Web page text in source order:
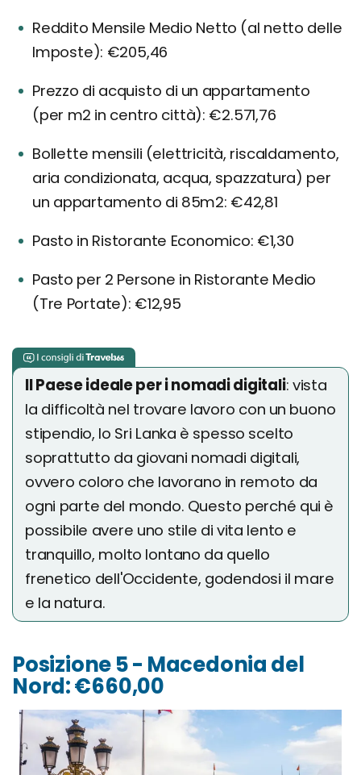
Reddito Mensile Medio Netto (al netto delle
Imposte): €205,46
Prezzo di acquisto di un appartamento
(per m2 in centro città): €2.571,76
Bollette mensili (elettricità, riscaldamento,
aria condizionata, acqua, spazzatura) per
un appartamento di 85m2: €42,81
Pasto in Ristorante Economico: €1,30
Pasto per 2 Persone in Ristorante Medio
(Tre Portate): €12,95
Il Paese ideale per i nomadi digitali: vista
la difficoltà nel trovare lavoro con un buono
stipendio, lo Sri Lanka è spesso scelto
soprattutto da giovani nomadi digitali,
ovvero coloro che lavorano in remoto da
ogni parte del mondo. Questo perché qui è
possibile avere uno stile di vita lento e
tranquillo, molto lontano da quello
frenetico dell'Occidente, godendosi il mare
e la natura.
Posizione 5 - Macedonia del
Nord: €660,00